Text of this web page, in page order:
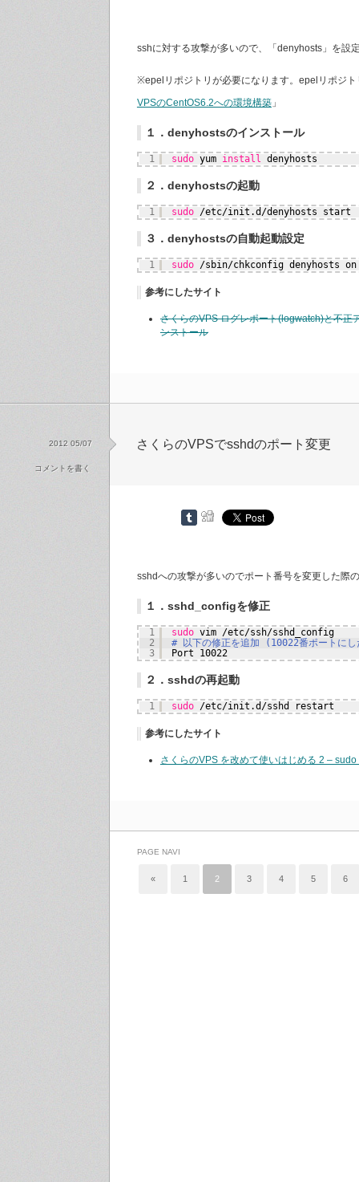
sshに対する攻撃が多いので、「denyhosts」を設
※epelリポジトリが必要になります。epelリポジト
VPSのCentOS6.2への環境構築」
１．denyhostsのインストール
1 sudo yum install denyhosts
２．denyhostsの起動
1 sudo /etc/init .d /denyhosts start
３．denyhostsの自動起動設定
1 sudo /sbin/chkconfig denyhosts on
参考にしたサイト
さくらのVPS ログレポート(logwatch)と不正
ンストール
さくらのVPSでsshdのポート変更
sshdへの攻撃が多いのでポート番号を変更した際
１．sshd_configを修正
1
2
3
sudo vim /etc/ssh/sshd_config
# 以下の修正を追加 (10022番ポートに
Port 10022
２．sshdの再起動
1 sudo /etc/init .d /sshd restart
参考にしたサイト
さくらのVPS を改めて使いはじめる 2 –
2012 05/07
コメントを書く
PAGE NAVI
« 1 2 3 4 5 6